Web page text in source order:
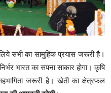
सभी का सामुहिक प्रयास जरूरी है।
भारत का सपना साकार होगा। कृषि
जरूरी है। खेती का क्षेत्रफल